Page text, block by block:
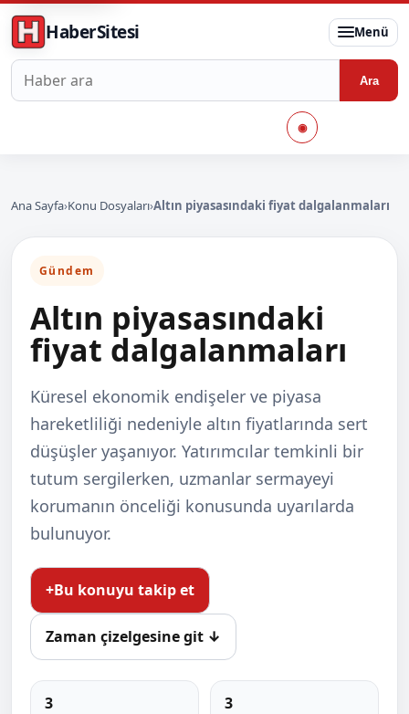
HaberSitesi Menü
Haberlerde ara
Ara
◉
Ana Sayfa›Konu Dosyaları›Altın piyasasındaki fiyat dalgalanmaları
Gündem
Altın piyasasındaki
fiyat dalgalanmaları
Küresel ekonomik endişeler ve piyasa
hareketliliği nedeniyle altın fiyatlarında sert
düşüşler yaşanıyor. Yatırımcılar temkinli bir
tutum sergilerken, uzmanlar sermayeyi
korumanın önceliği konusunda uyarılarda
bulunuyor.
+Bu konuyu takip et
Zaman çizelgesine git ↓
3 3